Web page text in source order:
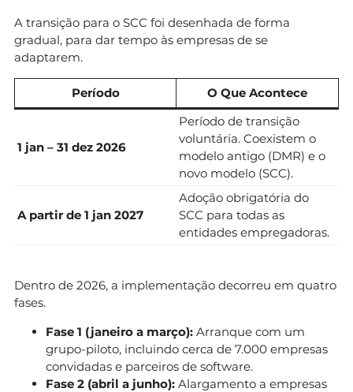
A transição para o SCC foi desenhada de forma
gradual, para dar tempo às empresas de se
adaptarem.
Período O Que Acontece
1 jan – 31 dez 2026
Período de transição
voluntária. Coexistem o
modelo antigo (DMR) e o
novo modelo (SCC).
A partir de 1 jan 2027
Adoção obrigatória do
SCC para todas as
entidades empregadoras.
Dentro de 2026, a implementação decorreu em quatro
fases.
Fase 1 (janeiro a março): Arranque com um
grupo-piloto, incluindo cerca de 7.000 empresas
convidadas e parceiros de software.
Fase 2 (abril a junho): Alargamento a empresas